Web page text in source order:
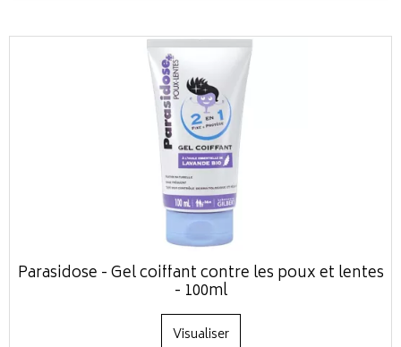
Parasidose - Gel coiffant contre les poux et lentes
- 100ml
Visualiser